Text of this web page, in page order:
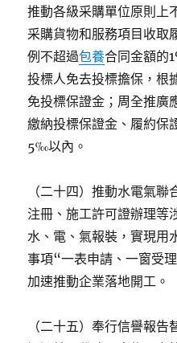
推動各級采購單位原則上
采購貨物和服務項目收取
例不超過包養合同金額的
投標人免去投標擔保，根
免投標保證金；周全推廣
繳納投標保證金、履約保
5‰以內。
（二十四）推動水電氣
注冊、施工許可證辦理等
水、電、氣報裝，實現用
事項“一表申請、一窗受
加速推動企業落地開工。
（二十五）奉行信譽報